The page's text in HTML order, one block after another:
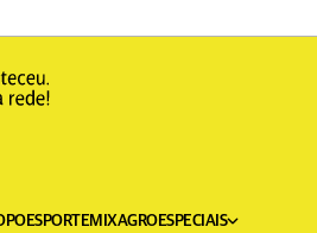
ESPORTEMIXAGROESPECIAIS